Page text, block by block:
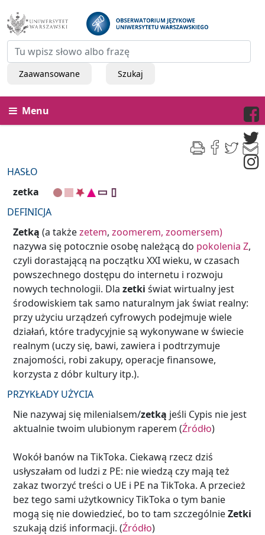
Zaawansowane Szukaj
Menu
HASŁO
zetka
DEFINICJA
Zetką (a takżezetem, zoomerem, zoomersem)
nazywa się potocznie osobę należącą do pokolenia Z,
czyli dorastającą na początku XXI wieku, w czasach
powszechnego dostępu do internetu i rozwoju
nowych technologii. Dla zetki świat wirtualny jest
środowiskiem tak samo naturalnym jak świat realny:
przy użyciu urządzeń cyfrowych podejmuje wiele
działań, które tradycyjnie są wykonywane w świecie
realnym (uczy się, bawi, zawiera i podtrzymuje
znajomości, robi zakupy, operacje finansowe,
korzysta z dóbr kultury itp.).
PRZYKŁADY UŻYCIA
Nie nazywaj się milenialsem/zetką jeśli Cypis nie jest
aktualnie twoim ulubionym raperem (Źródło)
Wokół banów na TikToka. Ciekawą rzecz dziś
usłyszałam od ludzi z PE: nie wiedzą czy mają też
zakaz tworzyć treści o UE i PE na TikToka. A przecież
bez tego sami użytkownicy TikToka o tym banie
mogą się nie dowiedzieć, bo to tam szczególnieZetki
szukają dziś informacji. (Źródło)